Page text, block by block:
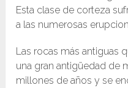
Esta clase de corteza
a las numerosas
Las rocas más antiguas
una gran antigüedad de
millones de años y se